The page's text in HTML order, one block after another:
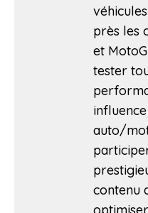
près les
et
tester
auto/
contenu